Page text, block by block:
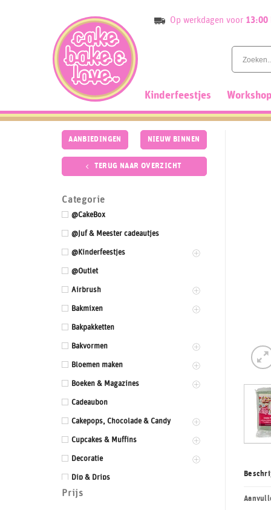
Op werkdagen voor 13:00
Kinderfeestjes
AANBIEDINGEN NIEUW BINNEN
TERUG NAAR OVERZICHT
Categorie
@CakeBox
@Juf & Meester cadeautjes
@Kinderfeestjes
@Outlet
Airbrush
Bakmixen
Bakpakketten
Bakvormen
Bloemen maken
Boeken & Magazines
Cadeaubon
Cakepops, Chocolade & Candy
Cupcakes & Muffins
Decoratie
Dip & Drips
Dozen & Dummies
Prijs